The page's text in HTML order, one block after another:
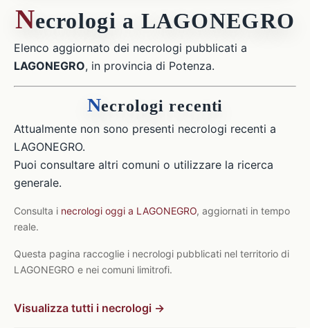
Necrologi a LAGONEGRO
Elenco aggiornato dei necrologi pubblicati a
LAGONEGRO, in provincia di Potenza.
Necrologi recenti
Attualmente non sono presenti necrologi recenti a
LAGONEGRO.
Puoi consultare altri comuni o utilizzare la ricerca
generale.
Consulta i necrologi oggi a LAGONEGRO, aggiornati in tempo
reale.
Questa pagina raccoglie i necrologi pubblicati nel territorio di
LAGONEGRO e nei comuni limitrofi.
Visualizza tutti i necrologi →